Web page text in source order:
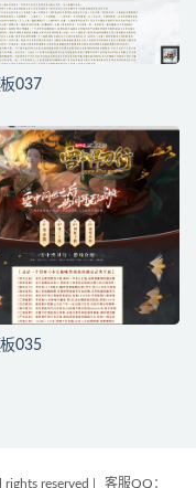
037
035
rights reserved | 客服QQ：